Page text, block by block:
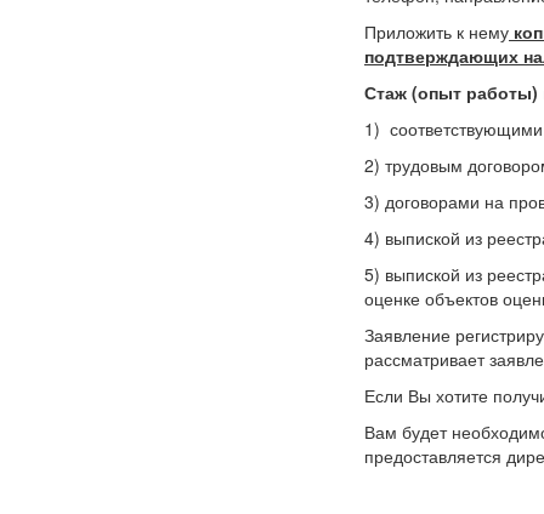
Приложить к нему
подтверждающих
Стаж (опыт работы)
1)
2) трудовым
3) договорами на
4) выпиской из
5) выпиской из
оценке объектов
Заявление
рассматривает
Если Вы хотите
Вам будет
предоставляется